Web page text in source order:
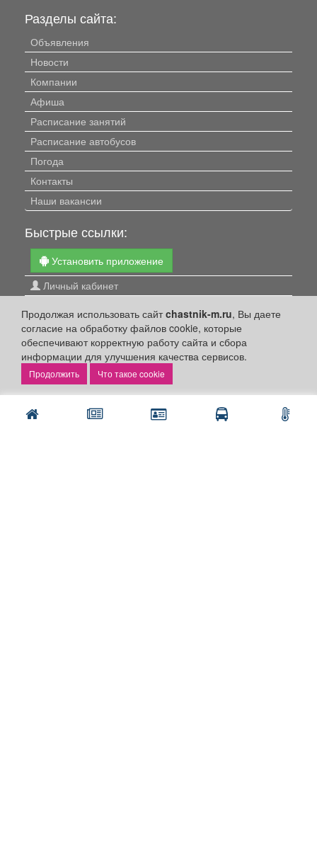
Продолжая использовать сайтchastnik-m.ru, Вы даете
согласие на обработку файлов cookie, которые
обеспечивают корректную работу сайта и сбора
информации для улучшения качества сервисов.
Что такое cookie
Разделы сайта:
Объявления
Новости
Компании
Афиша
Расписание занятий
Расписание автобусов
Погода
Контакты
Наши вакансии
Быстрые ссылки:
Установить приложение
Личный кабинет
Подать объявление в газету
Поздравить
Скачать газету "Частник-М"
Рекламодателям:
Бизнес-кабинет